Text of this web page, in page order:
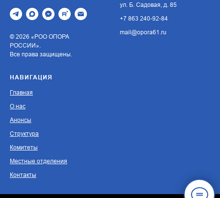
© 2026 «РОО ОПОРА
РОССИИ».
Все права защищены.
ул. Б. Садовая, д. 85
+7 863 240-92-84
mail@opora61.ru
НАВИГАЦИЯ
Главная
О нас
Анонсы
Структура
Комитеты
Местные отделения
Контакты